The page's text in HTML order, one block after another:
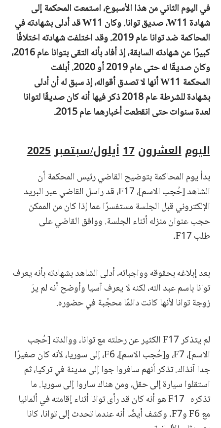
في اليوم الثاني من هذا الأسبوع، استمعت المحكمة إلى
شهادة W11، صديق توانا. وكان W11قد أدلى بشهادته في
المحاكمة ضد توانا عام
2019. وقد اختلفت شهادته اختلافًا
كبيرًا عن شهادته السابقة،إذأفاد بأنه التقىبتواناعام
2016،
وكان صديقًا له حتى عام2019أو
2020. أبلغت
المحكمة W11أنها لا تصدق أقواله، إذ سبق له أن أدلى
بشهادة للشرطة عام2018ذكر فيها أنه كان صديقًا لتوانا
لعدة سنوات حتى انقطعت أخبارهما عام2015.
اليوم العشرون 17أيلول/سبتمبر2025
بدأ يوم المحاكمة بتوضيح القاضي رئيس المحكمة أن
الشاهد [حُجب الاسم]، F17، قد راسل القاضي عبر البريد
الإلكتروني قبل الجلسة مستفسرًا عما إذا كان من الممكن
حجب عنوان منزله أثناء الجلسة. ووافق القاضي على
طلب F17.
بعد إبلاغه بحقوقه وواجباته، أدلى الشاهد بشهادته بأنه يعرف
توانا باسم عبد الله، لكنه لا يعرف آسيا وأوضح أنه لم يرَ
زوجة توانا لأنها كانت دائمًا محجّبة في حضوره.
لم يتذكر F17 الكثير عن رحلته مع توانا، ووالدته [حُجب
الاسم]، F7، و[حُجب الاسم]، F6، إلى سوريا، لأنه كان صغيرًا
جدا آنذاك. تذكر أنهم سافروا جوا إلى مدينة في تركيا، ثم
استقلوا سيارة إلى حقل، ومن هناك ساروا إلى سوريا. ما
تذكره F17 هو أنه كان قد رأى توانا أثناء إقامته في ألمانيا
مع F6 وF7. وكشف أيضًا أنه عندما تحدث إلى توانا، كانا